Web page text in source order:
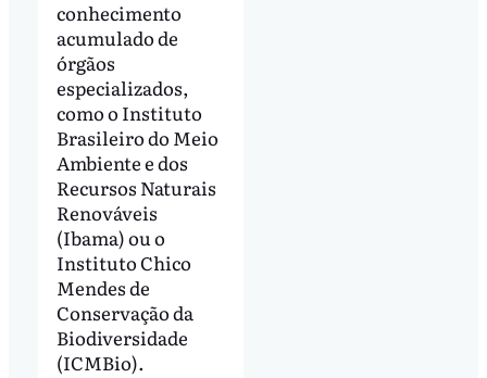
conhecimento
acumulado de
órgãos
especializados,
como o Instituto
Brasileiro do Meio
Ambiente e dos
Recursos Naturais
Renováveis
(Ibama) ou o
Instituto Chico
Mendes de
Conservação da
Biodiversidade
(ICMBio).